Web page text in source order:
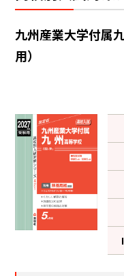
九州産業大学付属
用）